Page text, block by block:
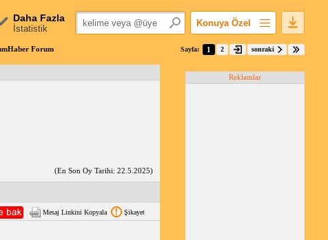
Daha Fazla
İstatistik
Konuya Özel
Favorilerime Ekle
Popüler Mesajlar
Forum Sayfa: 1 2 sonraki
(En Son Oy Tarihi: 22.5.2025)
Mesaj Linkini Kopyala Şikayet
Reklamlar